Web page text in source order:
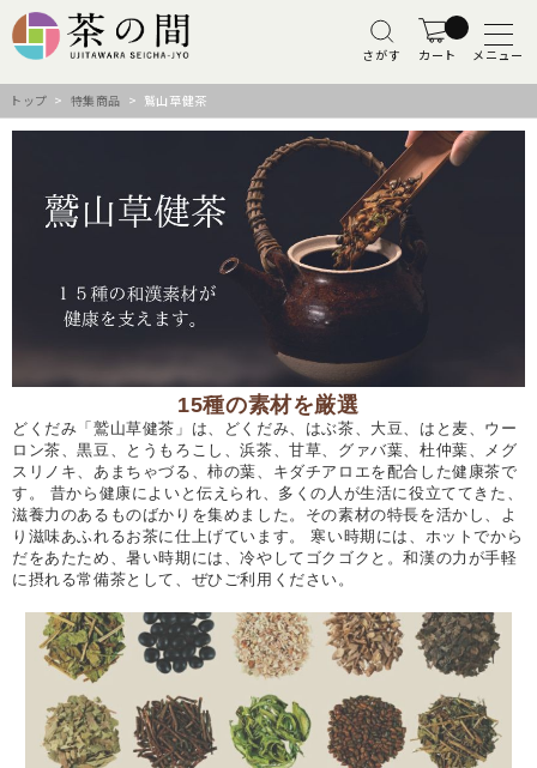
さがす カート メニュー
トップ > 特集商品 > 鷲山草健茶
15種の素材を厳選
どくだみ「鷲山草健茶」は、どくだみ、はぶ茶、大豆、はと麦、ウー
ロン茶、黒豆、とうもろこし、浜茶、甘草、グァバ葉、杜仲葉、メグ
スリノキ、あまちゃづる、柿の葉、キダチアロエを配合した健康茶で
す。 昔から健康によいと伝えられ、多くの人が生活に役立ててきた、
滋養力のあるものばかりを集めました。その素材の特長を活かし、よ
り滋味あふれるお茶に仕上げています。 寒い時期には、ホットでから
だをあたため、暑い時期には、冷やしてゴクゴクと。和漢の力が手軽
に摂れる常備茶として、ぜひご利用ください。